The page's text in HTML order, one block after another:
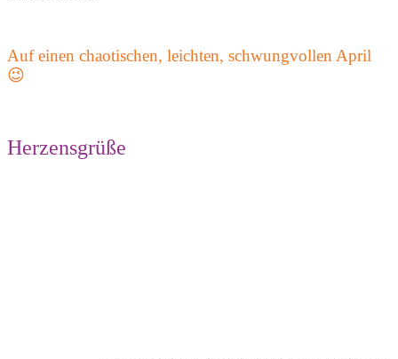
Auf einen chaotischen, leichten, schwungvollen April
😉
Herzensgrüße